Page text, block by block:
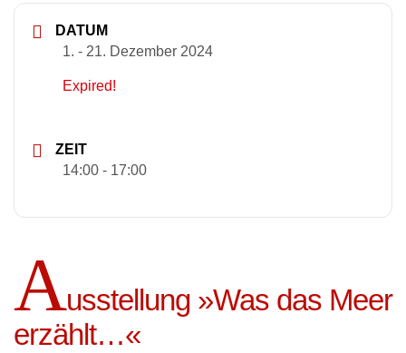
DATUM
1. - 21. Dezember 2024
Expired!
ZEIT
14:00 - 17:00
Ausstellung »Was das Meer
erzählt…«